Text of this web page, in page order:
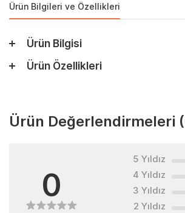
Ürün Bilgileri ve Özellikleri
Ürün Bilgisi
Ürün Özellikleri
Ürün Değerlendirmeleri
0
5 Yıldız
4 Yıldız
3 Yıldız
2 Yıldız